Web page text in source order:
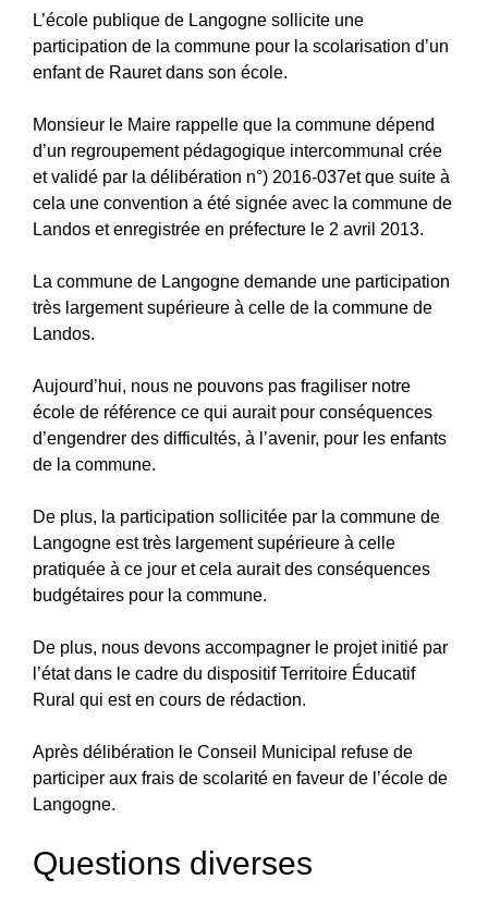
L’école publique de Langogne sollicite une
participation de la commune pour la scolarisation d’un
enfant de Rauret dans son école.
Monsieur le Maire rappelle que la commune dépend
d’un regroupement pédagogique intercommunal crée
et validé par la délibération n°) 2016-037et que suite à
cela une convention a été signée avec la commune de
Landos et enregistrée en préfecture le 2 avril 2013.
La commune de Langogne demande une participation
très largement supérieure à celle de la commune de
Landos.
Aujourd’hui, nous ne pouvons pas fragiliser notre
école de référence ce qui aurait pour conséquences
d’engendrer des difficultés, à l’avenir, pour les enfants
de la commune.
De plus, la participation sollicitée par la commune de
Langogne est très largement supérieure à celle
pratiquée à ce jour et cela aurait des conséquences
budgétaires pour la commune.
De plus, nous devons accompagner le projet initié par
l’état dans le cadre du dispositif Territoire Éducatif
Rural qui est en cours de rédaction.
Après délibération le Conseil Municipal refuse de
participer aux frais de scolarité en faveur de l’école de
Langogne.
Questions diverses